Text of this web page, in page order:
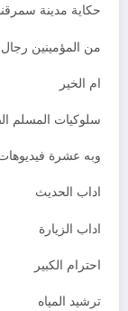
حكاية مدينة
من المؤمينين رجال
ام الخير
سلوكيات المسلم
وبه عشرة
اداب الحديث
اداب الزيارة
احترام الكبير
ترشيد المياه